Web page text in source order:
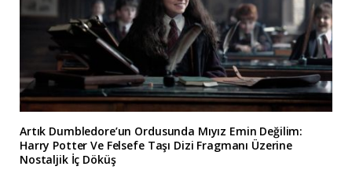
Artık Dumbledore’un Ordusunda Mıyız Emin Değilim:
Harry Potter Ve Felsefe Taşı Dizi Fragmanı Üzerine
Nostaljik İç Döküş